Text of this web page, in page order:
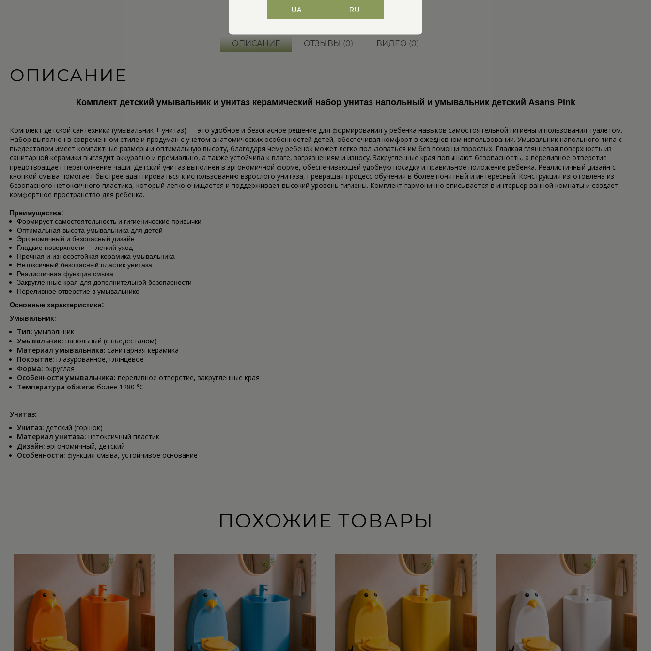
ОПИСАНИЕ ОТЗЫВЫ (0) ВИДЕО (0)
ОПИСАНИЕ
Комплект детский умывальник и унитаз керамический набор унитаз напольный и умывальник детский Asans Pink
Комплект детской сантехники (умывальник + унитаз) — это удобное и безопасное решение для формирования у ребенка навыков самостоятельной гигиены и пользования туалетом.
Набор выполнен в современном стиле и продуман с учетом анатомических особенностей детей, обеспечивая комфорт в ежедневном использовании. Умывальник напольного типа с
пьедесталом имеет компактные размеры и оптимальную высоту, благодаря чему ребенок может легко пользоваться им без помощи взрослых. Гладкая глянцевая поверхность из
санитарной керамики выглядит аккуратно и премиально, а также устойчива к влаге, загрязнениям и износу. Закругленные края повышают безопасность, а переливное отверстие
предотвращает переполнение чаши. Детский унитаз выполнен в эргономичной форме, обеспечивающей удобную посадку и правильное положение ребенка. Реалистичный дизайн с
кнопкой смыва помогает быстрее адаптироваться к использованию взрослого унитаза, превращая процесс обучения в более понятный и интересный. Конструкция изготовлена из
безопасного нетоксичного пластика, который легко очищается и поддерживает высокий уровень гигиены. Комплект гармонично вписывается в интерьер ванной комнаты и создает
комфортное пространство для ребенка.
Преимущества:
Формирует самостоятельность и гигиенические привычки
Оптимальная высота умывальника для детей
Эргономичный и безопасный дизайн
Гладкие поверхности — легкий уход
Прочная и износостойкая керамика умывальника
Нетоксичный безопасный пластик унитаза
Реалистичная функция смыва
Закругленные края для дополнительной безопасности
Переливное отверстие в умывальнике
Основные характеристики:
Умывальник:
Тип: умывальник
Умывальник: напольный (с пьедесталом)
Материал умывальника: санитарная керамика
Покрытие: глазурованное, глянцевое
Форма: округлая
Особенности умывальника: переливное отверстие, закругленные края
Температура обжига: более 1280 °C
Унитаз:
Унитаз: детский (горшок)
Материал унитаза: нетоксичный пластик
Дизайн: эргономичный, детский
Особенности: функция смыва, устойчивое основание
ПОХОЖИЕ ТОВАРЫ
UA RU